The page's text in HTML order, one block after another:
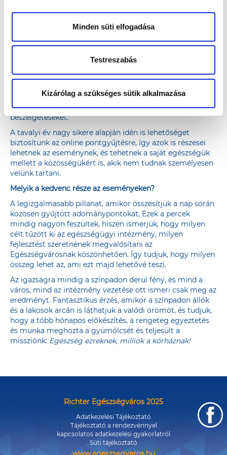
Minden süti elfogadása
Testreszabás
Kizárólag a szükséges sütik alkalmazása
programokat, játékos kvízeket biztosítunk. Emellett
mindig gondolunk a kisgyermekes családokra is, és a
helyszíneken.
Milyen újítást emelne ki az elmúlt időszakból?
Nagy lépésnek tartjuk, hogy 2020-ban elindítottuk az
alapadomány összegét, akik kilátogatnak az eseményre,
hanem azok is, akik online követik az előadásokat,
beszélgetéseket.
A tavalyi év nagy sikere alapján idén is lehetőséget
biztosítunk az online pontgyűjtésre, így azok is részesei
lehetnek az eseménynek, és tehetnek a saját egészségük
mellett a közösségükért is, akik nem tudnak személyesen
velünk tartani.
Melyik a kedvenc része az eseményeken?
A legizgalmasabb pillanat, amikor összesítjük a nap során
közösen gyűjtött adománypontokat. Ezek a percek
mindig nagyon feszültek, hiszen ismerjük, hogy milyen
célt tűzött ki az egészségügyi intézmény, milyen
fejlesztést szeretnének megvalósítani az
Egészségvárosnak köszönhetően. Így tudjuk, hogy milyen
összeg lehet az, ami ezt majd lehetővé teszi.
Az igazságra mindig a színpadon derül fény, és mind a
város, mind az intézmény vezetése ott ismeri csak meg az
eredményt. Fantasztikus érzés, amikor a színpadon állók
és a lakosok arcán is láthatjuk a valódi örömöt, és tudjuk,
hogy a több hónapos előkészítés, a rengeteg egyeztetés
és munka meghozta a gyümölcsét és teljesült a
missziónk: Egészség ezreknek, milliók a kórháznak!
Richter Egészségváros 2025
Adatkezelési Tájékoztató
Tájékoztató a rendezvénnyel
kapcsolatos adatkezelési gyakorlatról
Süti tájékoztató